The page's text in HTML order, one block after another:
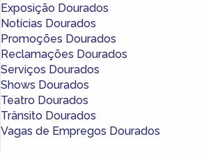
Exposição Dourados
Notícias Dourados
Promoções Dourados
Reclamações Dourados
Serviços Dourados
Shows Dourados
Teatro Dourados
Trânsito Dourados
Vagas de Empregos Dourados